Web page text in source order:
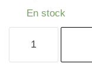
En stock